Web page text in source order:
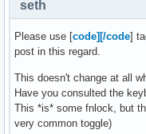
Event: time
Event: time
Event: time
Event: time
Event: time
Event: time
seth
Please use [code][/code]
post in this regard.
This doesn't change at all
Have you consulted the
This *is* some fnlock, but
very common toggle)